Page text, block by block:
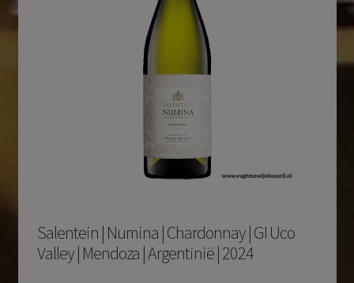
Salentein | Numina | Chardonnay | GI Uco
Valley | Mendoza | Argentinië | 2024